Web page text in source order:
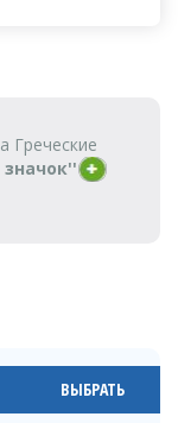
Греческие
ВЫБРАТЬ